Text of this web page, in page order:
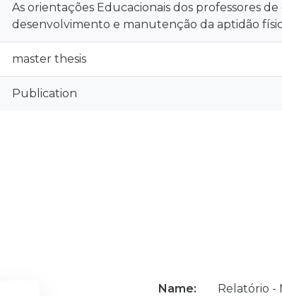
As orientações Educacionais dos professores
desenvolvimento e manutenção da aptidão
master thesis
Publication
Name:
Relatório -